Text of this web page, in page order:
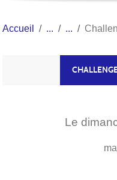
Accueil
Le